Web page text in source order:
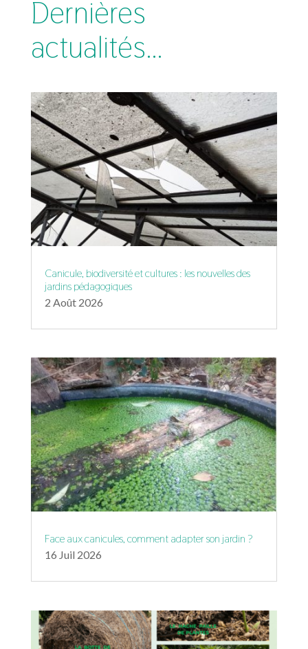
Dernières
actualités…
Canicule, biodiversité et cultures : les nouvelles des
jardins pédagogiques
2 Août 2026
Face aux canicules, comment adapter son jardin ?
16 Juil 2026